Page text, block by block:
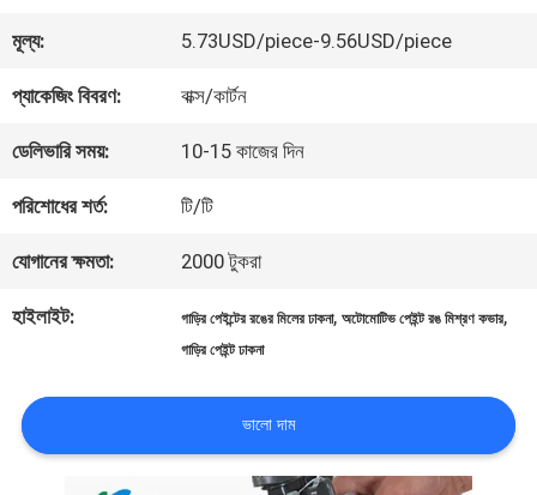
মান
নিয়ন্ত্রণ
করুন
মূল্য: 5.73USD/piece-9.56USD/piece
প্যাকেজিং বিবরণ: বাক্স/কার্টন
ডেলিভারি সময়: 10-15 কাজের দিন
পরিশোধের শর্ত: টি/টি
যোগানের ক্ষমতা: 2000 টুকরা
হাইলাইট: গাড়ির পেইন্টের রঙের মিলের ঢাকনা,অটোমোটিভ পেইন্ট রঙ মিশ্রণ কভার,
গাড়ির পেইন্ট ঢাকনা
ভালো দাম